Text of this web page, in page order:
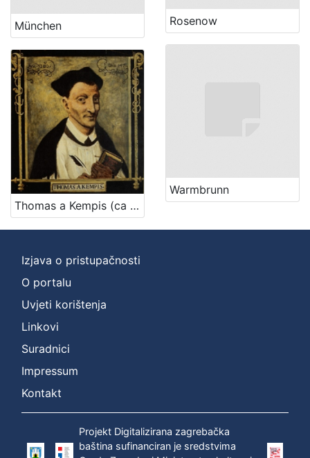
München Rosenow
Thomas a Kempis (ca 1380. – 25. 7. 1471.)
Warmbrunn
Izjava o pristupačnosti
O portalu
Uvjeti korištenja
Linkovi
Suradnici
Impressum
Kontakt
Projekt Digitalizirana zagrebačka
baština sufinanciran je sredstvima